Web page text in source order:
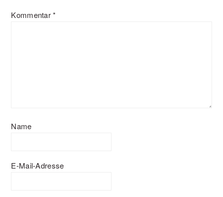
Kommentar*
Name
E-Mail-Adresse